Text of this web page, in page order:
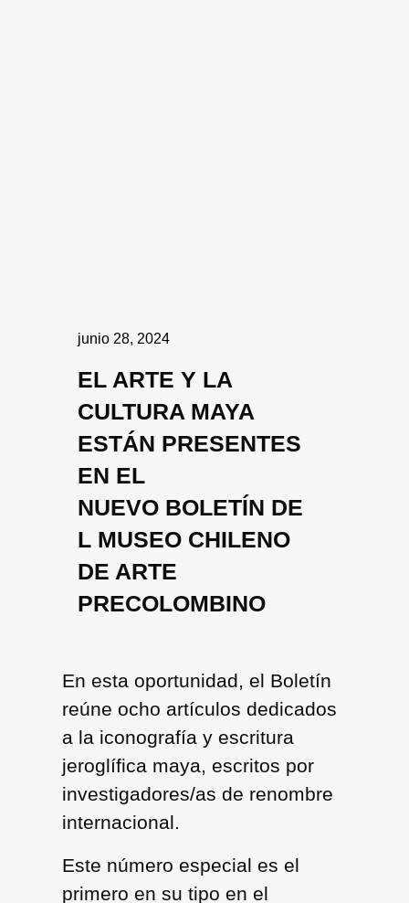
junio 28, 2024
EL ARTE Y LA
CULTURA MAYA
ESTÁN PRESENTES
EN EL
NUEVO BOLETÍN DE
L MUSEO CHILENO
DE ARTE
PRECOLOMBINO
En esta oportunidad, el Boletín
reúne ocho artículos dedicados
a la iconografía y escritura
jeroglífica maya, escritos por
investigadores/as de renombre
internacional.
Este número especial es el
primero en su tipo en el